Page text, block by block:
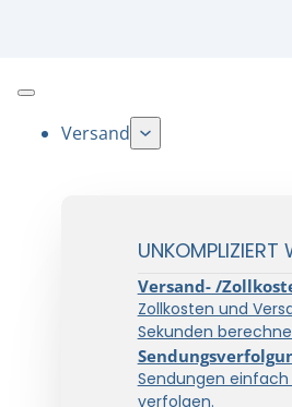
Versand
UNKOMPLIZIERT
Versand- /
Zollkosten und
Sekunden
Sendungen
verfolgen.